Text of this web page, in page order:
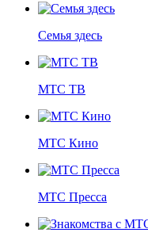
Семья здесь
МТС ТВ
МТС Кино
МТС Пресса